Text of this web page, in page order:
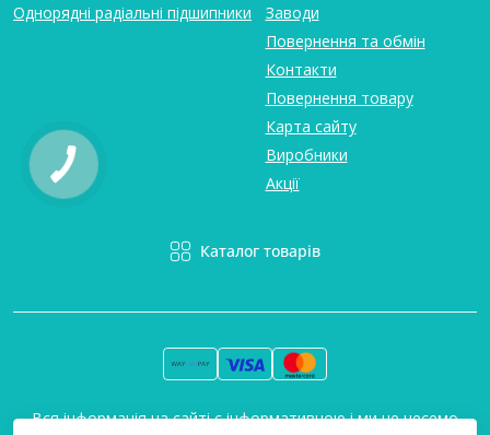
Однорядні радіальні підшипники
Заводи
Повернення та обмін
Контакти
Повернення товару
Карта сайту
Виробники
Акції
Каталог товарів
Вся інформація на сайті є інформативною і ми не несемо